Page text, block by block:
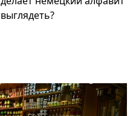
выглядеть?